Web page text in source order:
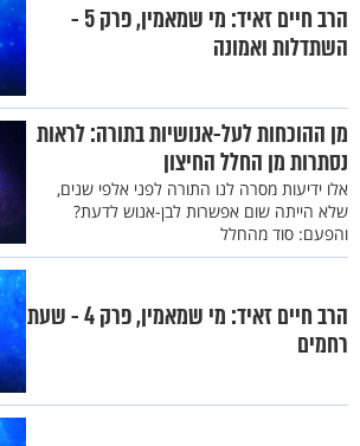
הרב חיים זאיד: מי שמאמין, פרק 5 -
השתדלות ואמונה
מן ההוכחות לעל-אנושיות בתורה: לראות
נסתרות מן החלל החיצון
אלו ידיעות מסרה לנו התורה לפני אלפי שנים,
שלא הייתה שום אפשרות לבן-אנוש לדעת?
והפעם: סוד מהחלל
הרב חיים זאיד: מי שמאמין, פרק 4 - שעת
רחמים